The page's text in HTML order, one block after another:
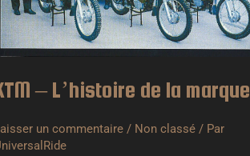
– L’histoire de la marque
un commentaire / Non classé/ Par
marque